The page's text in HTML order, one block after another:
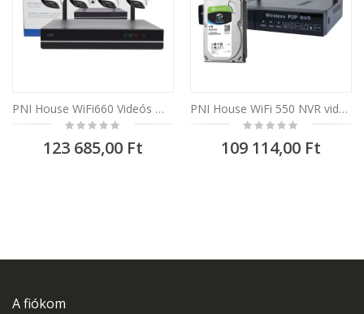
PNI House WiFi660 Videós megfigyelő készlet, NVR és 4 db vezeték nélküli kamera, 3MP, P2P, IP66, 1 TB HDD-vel
Rating:
0%
123 685,00 Ft
PNI House WiFi 550 NVR videotérfigyelő kamera, 4 wireless kamera, 1.0 MP + 1 TB HDD
Rating:
0%
109 114,00 Ft
A fiókom